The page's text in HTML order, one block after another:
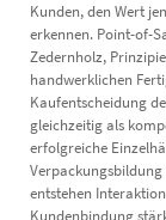
Kunden, den Wert
erkennen. Point-of-
Zedernholz,
handwerklichen
Kaufentscheidung
gleichzeitig als
erfolgreiche
entstehen
Kundenbindung